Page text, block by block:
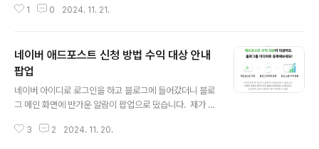
본인 블로그에 방문해 블로그 글을 보니 광고가 승인 이후
고 귀엽게 광고 팝업이 게재된 것이 보입니다. 광고 팝업은
글 중간에 2개 글 하단에 1개와 하단 광고 아래에 파워링크
광고로 총 4개의 광고가 게재되었습니다. 네이버 블로그
애드포스트 설정 방법 1. 네이버 블로그 메인 화면에서 프
로필 썸네일에 있는 관리를 클릭합니다. 2. 블로그 관리
페이지로 오면, 상단 메뉴 중에 '메뉴 글 동영상 관리'를 클
1 0 2024. 11. 21.
네이버 애드포스트 신청 방법 수익 대상 안내
팝업
네이버 아이디로 로그인을 하고 블로그에 들어갔더니 블로
그 메인 화면에 반가운 알람이 팝업으로 떴습니다. 제가 애
왔습니다. 네이버 블로그에도 종종 블로그 챌린지에 참여
3 2 2024. 11. 20.